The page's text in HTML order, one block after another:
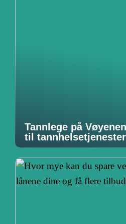
Tannlege på
til